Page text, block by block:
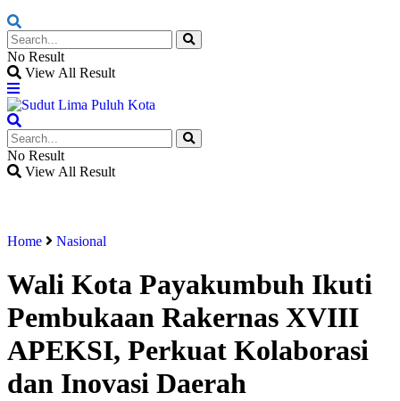
No Result
View All Result
No Result
View All Result
Home Nasional
Wali Kota Payakumbuh Ikuti
Pembukaan Rakernas XVIII
APEKSI, Perkuat Kolaborasi
dan Inovasi Daerah